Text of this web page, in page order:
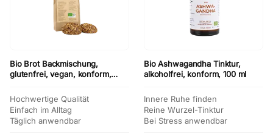
Bio Brot Backmischung,
glutenfrei, vegan, konform,
Hochwertige Qualität
Einfach im Alltag
Täglich anwendbar
Bio Ashwagandha Tinktur,
alkoholfrei, konform, 100 ml
Innere Ruhe finden
Reine Wurzel-Tinktur
Bei Stress anwendbar